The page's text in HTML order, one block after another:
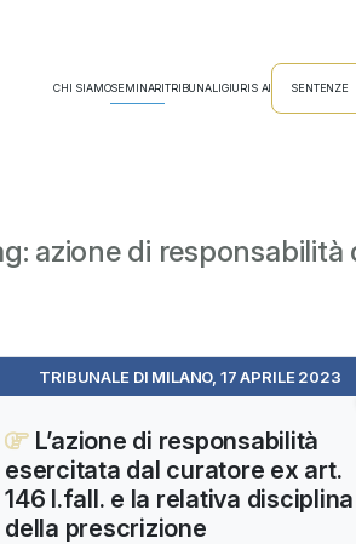
CHI SIAMOSEMINARITRIBUNALIGIURIS AI SENTENZE
azione di responsabilità
TRIBUNALE DI MILANO, 17 APRILE 2023
L’azione di responsabilità
esercitata dal curatore ex art.
146 l.fall. e la relativa disciplina
della prescrizione